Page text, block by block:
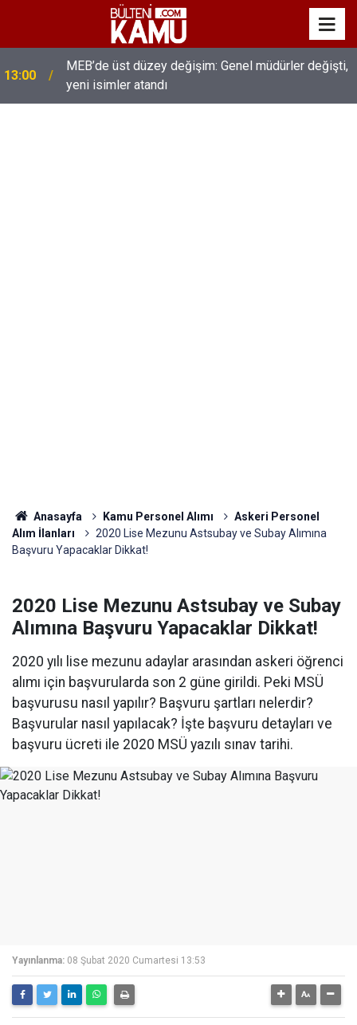
13:00
MEB’de üst düzey değişim: Genel müdürler değişti,
yeni isimler atandı
Anasayfa Kamu Personel Alımı
Askeri Personel
Alım İlanları
2020 Lise Mezunu Astsubay ve Subay Alımına
Başvuru Yapacaklar Dikkat!
2020 Lise Mezunu Astsubay ve Subay
Alımına Başvuru Yapacaklar Dikkat!
2020 yılı lise mezunu adaylar arasından askeri öğrenci
alımı için başvurularda son 2 güne girildi. Peki MSÜ
başvurusu nasıl yapılır? Başvuru şartları nelerdir?
Başvurular nasıl yapılacak? İşte başvuru detayları ve
başvuru ücreti ile 2020 MSÜ yazılı sınav tarihi.
Yayınlanma: 08 Şubat 2020 Cumartesi 13:53